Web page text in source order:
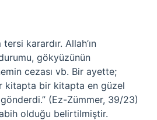
karardır. Allah’ın
gökyüzünün
cezası vb. Bir ayette;
kitapta bir kitapta en güzel
(Ez-Zümmer, 39/23)
olduğu belirtilmiştir.